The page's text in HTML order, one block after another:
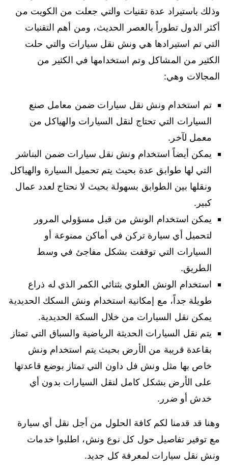
وذلك باستيراد عدة تقنيات والتي جعلت من الكويت من
أكثر الدول تطوراً بالعصر الحديث، ومن أهم التقنيات
التي تم استيرادها هي ونش نقل سيارات والتي حلت
الكثير من المشاكل وتم استخدامها في الكثير من
المجالات وهي:
تم استخدام ونش نقل سيارات ضمن معامل صنع
السيارات التي تحتاج لنقل السيارات والهياكل من
معمل لآخر.
يمكن أيضاً استخدام ونش نقل سيارات ضمن البناشر
التي لها طوابق عدة بحيث يتم تحميل السيارة والهياكل
ونقلها بين الطوابق بسهولة بحيث لا نحتاج لعدد عمال
كبير.
يمكن استخدام الونش من قبل مسؤولي المرور
لتحميل أي سيارة تركن في أماكن ممنوعة أو
السيارات التي توقفت بشكل مفاجئ في وسط
الطريق.
استخدام الونش العلوي بثنائي الكمر الذي له ذراع
طويلة جداً، مع إمكانية استخدام ونش السكك الحديدية
يمكن نقل السيارات من خلال السكة الحديدية.
يتم نقل السيارات الحديثة الرياضية والسباق التي تمتاز
بقاعدة قريبة من الأرض بحيث يتم استخدام ونش
خاص بها مثل ونش فل داون التي تمتاز بوضع قاعدتها
على الأرض بشكل كامل لنقل السيارات بدون أي
خدش أو ضرر.
وهنا قد قدمنا لكم كافة الحلول من أجل نقل أي سيارة
مع توفير تفاصيل حول كل نوع ونش، اطلبوا خدمات
ونش نقل سيارات لمعرفة كل جديد.